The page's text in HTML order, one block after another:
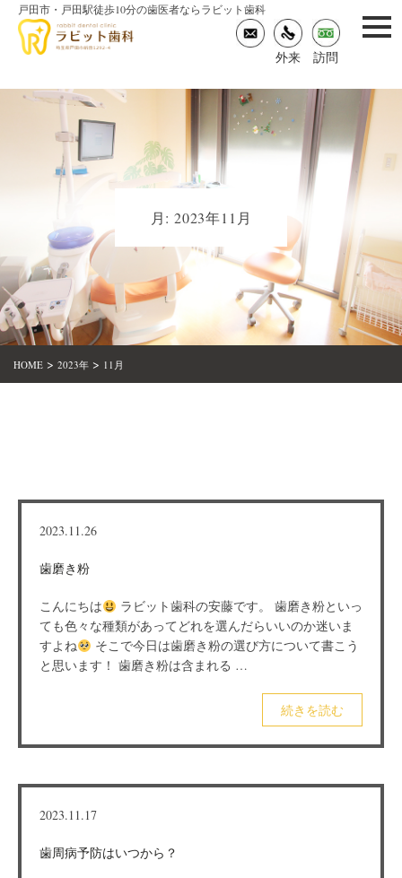
戸田市・戸田駅徒歩10分の歯医者ならラビット歯科
外来 訪問
月: 2023年11月
HOME > 2023年 > 11月
2023.11.26
歯磨き粉
こんにちは
ラビット歯科の安藤です。 歯磨き粉といっ
ても色々な種類があってどれを選んだらいいのか迷いま
すよね
そこで今日は歯磨き粉の選び方について書こう
と思います！ 歯磨き粉は含まれる …
続きを読む
2023.11.17
歯周病予防はいつから？